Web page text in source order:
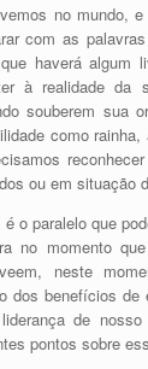
no mundo,
com as
haverá algum
à realidade da
souberem sua
como
ou em situação
o paralelo que
no momento
neste
dos benefícios de
de
pontos sobre